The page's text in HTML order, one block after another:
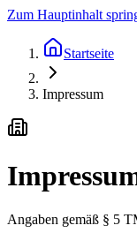
Zum Hauptinhalt
Startseite
Impressum
Angaben gemäß § 5